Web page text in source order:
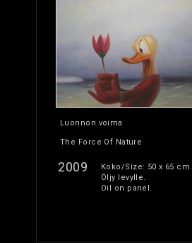
Luonnon voima
The Force Of Nature
2009
Koko/Size: 50 x 65 cm.
Öljy levylle.
Oil on panel.